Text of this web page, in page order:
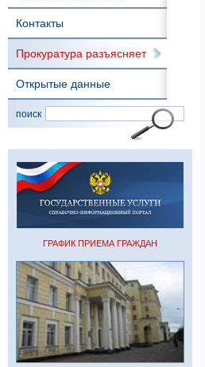
Контакты
Прокуратура разъясняет
Открытые данные
поиск
ГРАФИК ПРИЕМА ГРАЖДАН